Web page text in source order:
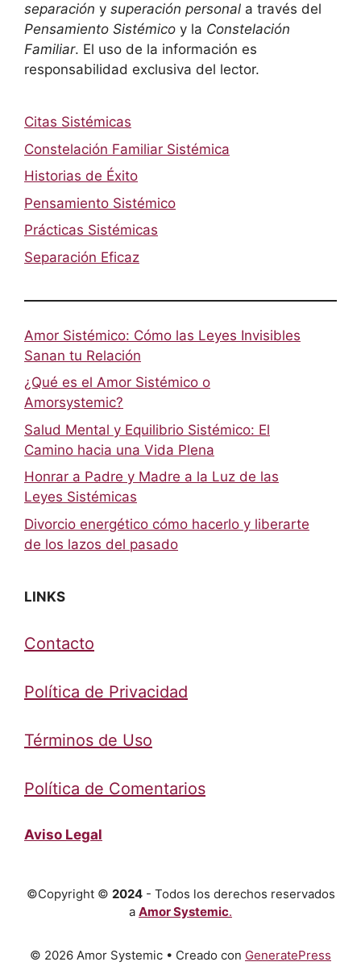
separación y superación personal a través del
Pensamiento Sistémico y la Constelación
Familiar. El uso de la información es
responsabilidad exclusiva del lector.
Citas Sistémicas
Constelación Familiar Sistémica
Historias de Éxito
Pensamiento Sistémico
Prácticas Sistémicas
Separación Eficaz
Amor Sistémico: Cómo las Leyes Invisibles
Sanan tu Relación
¿Qué es el Amor Sistémico o
Amorsystemic?
Salud Mental y Equilibrio Sistémico: El
Camino hacia una Vida Plena
Honrar a Padre y Madre a la Luz de las
Leyes Sistémicas
Divorcio energético cómo hacerlo y liberarte
de los lazos del pasado
LINKS
Contacto
Política de Privacidad
Términos de Uso
Política de Comentarios
Aviso Legal
©Copyright © 2024- Todos los derechos reservados
a Amor Systemic.
© 2026 Amor Systemic • Creado con GeneratePress